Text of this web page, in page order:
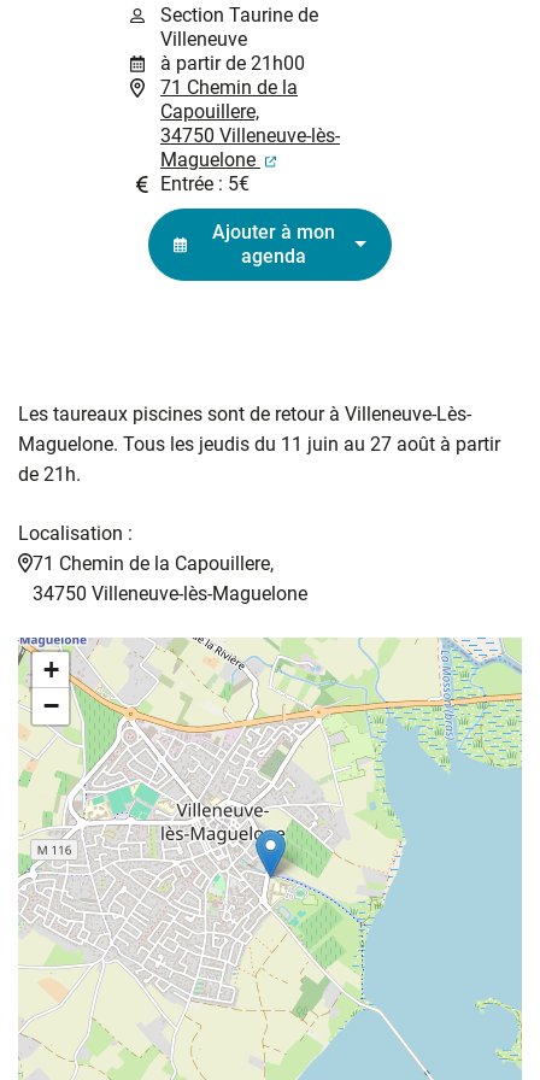
Section Taurine de
Villeneuve
à partir de 21h00
71 Chemin de la
Capouillere,
34750 Villeneuve-lès-
Maguelone
(ouverture dans un nouvel
Entrée : 5€
Ajouter à mon
agenda
Les taureaux piscines sont de retour à Villeneuve-Lès-
Maguelone. Tous les jeudis du 11 juin au 27 août à partir
de 21h.
Localisation :
71 Chemin de la Capouillere,
34750 Villeneuve-lès-Maguelone
+
−